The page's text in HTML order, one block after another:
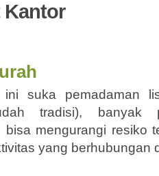
Kantor
ini suka pemadaman
tradisi), banyak
mengurangi resiko
yang